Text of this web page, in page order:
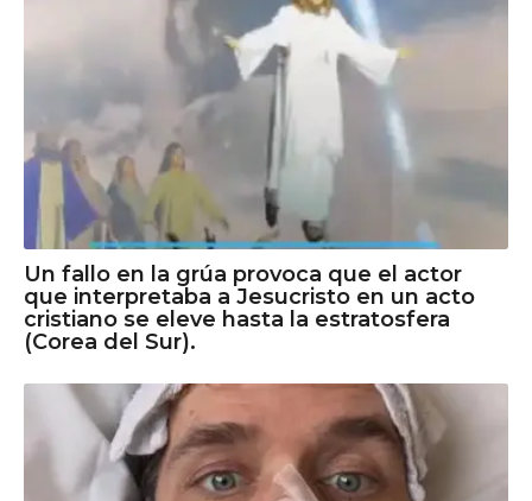
Un fallo en la grúa provoca que el actor
que interpretaba a Jesucristo en un acto
cristiano se eleve hasta la estratosfera
(Corea del Sur).